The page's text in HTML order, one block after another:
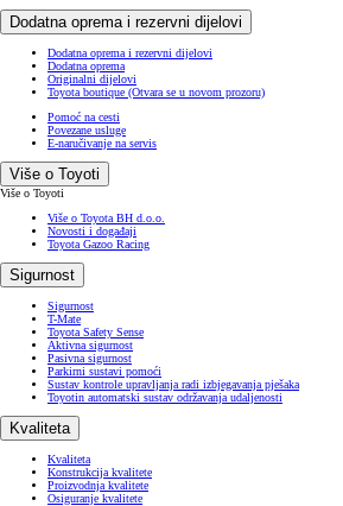
Dodatna oprema i rezervni dijelovi
Dodatna oprema i rezervni dijelovi
Dodatna oprema
Originalni dijelovi
Toyota boutique (Otvara se u novom prozoru)
Pomoć na cesti
Povezane usluge
E-naručivanje na servis
Više o Toyoti
Više o Toyoti
Više o Toyota BH d.o.o.
Novosti i događaji
Toyota Gazoo Racing
Sigurnost
Sigurnost
T-Mate
Toyota Safety Sense
Aktivna sigurnost
Pasivna sigurnost
Parkirni sustavi pomoći
Sustav kontrole upravljanja radi izbjegavanja pješaka
Toyotin automatski sustav održavanja udaljenosti
Kvaliteta
Kvaliteta
Konstrukcija kvalitete
Proizvodnja kvalitete
Osiguranje kvalitete